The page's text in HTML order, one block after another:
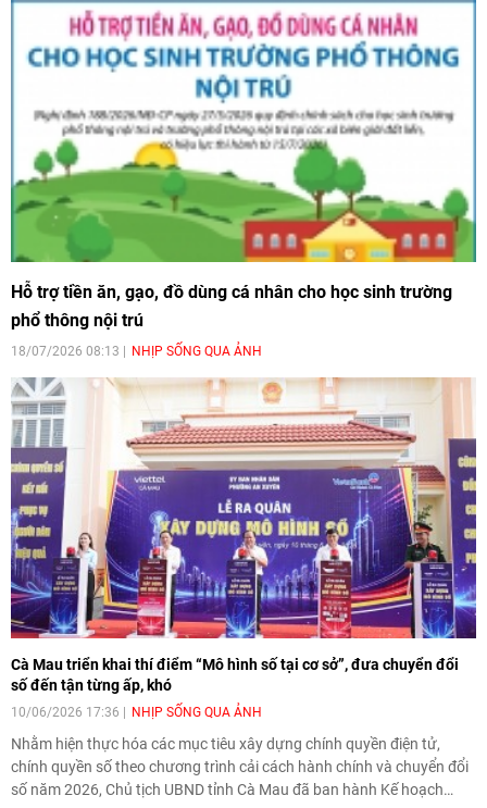
Hỗ trợ tiền ăn, gạo, đồ dùng cá nhân cho học sinh trường
phổ thông nội trú
18/07/2026 08:13 NHỊP SỐNG QUA ẢNH
Cà Mau triển khai thí điểm “Mô hình số tại cơ sở”, đưa chuyển đổi
số đến tận từng ấp, khó
10/06/2026 17:36 NHỊP SỐNG QUA ẢNH
Nhằm hiện thực hóa các mục tiêu xây dựng chính quyền điện tử,
chính quyền số theo chương trình cải cách hành chính và chuyển đổi
số năm 2026, Chủ tịch UBND tỉnh Cà Mau đã ban hành Kế hoạch